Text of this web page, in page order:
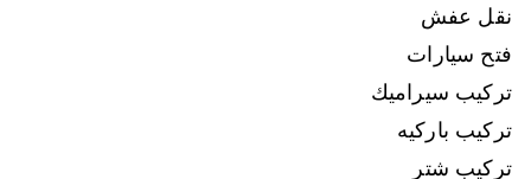
نقل عفش
فتح سيارات
تركيب سيراميك
تركيب باركيه
تركيب شتر